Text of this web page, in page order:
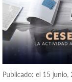
Publicado: el 15